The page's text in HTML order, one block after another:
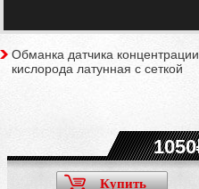
Обманка датчика концентрации
кислорода латунная с сеткой
1050
Купить